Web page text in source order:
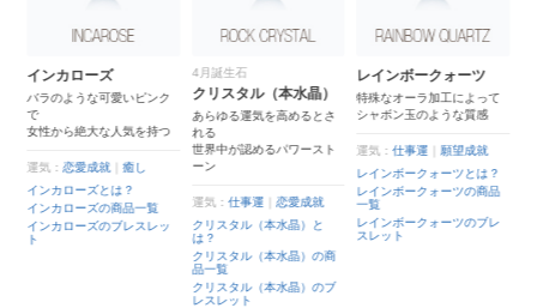
インカローズ
バラのような可愛いピンク
で
女性から絶大な人気を持つ
運気：恋愛成就 ｜癒し
インカローズとは？
インカローズの商品一覧
インカローズのブレスレッ
ト
4月誕生石
クリスタル（本水晶）
あらゆる運気を高めるとさ
れる
世界中が認めるパワースト
ーン
運気：仕事運 ｜恋愛成就
クリスタル（本水晶）と
は？
クリスタル（本水晶）の商
品一覧
クリスタル（本水晶）のブ
レスレット
レインボークォーツ
特殊なオーラ加工によって
シャボン玉のような質感
運気：仕事運
願望成就
レインボークォーツとは？
レインボークォーツの商品
一覧
レインボークォーツのブレ
スレット